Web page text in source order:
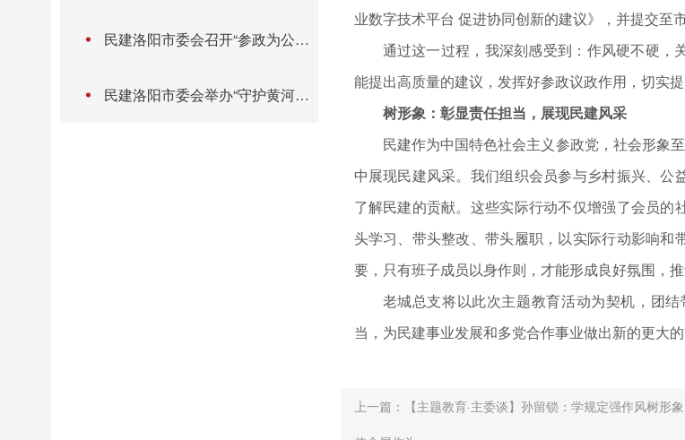
民建洛阳市委会召开“参政为公、
民建洛阳市委会举办“守护黄河安
业数字技术平台 促进协同创新的建议》，并提交至市
通过这一过程，我深刻感受到：作风硬不硬
能提出高质量的建议，发挥好参政议政作用，切实提
树形象：彰显责任担当，展现民建风采
民建作为中国特色社会主义参政党，社会形象
中展现民建风采。我们组织会员参与乡村振兴、
了解民建的贡献。这些实际行动不仅增强了会员
头学习、带头整改、带头履职，以实际行动影响
要，只有班子成员以身作则，才能形成良好氛围，
老城总支将以此次主题教育活动为契机，团
当，为民建事业发展和多党合作事业做出新的更大的
上一篇：
【主题教育·主委谈】孙留锁：学规定强作风树形